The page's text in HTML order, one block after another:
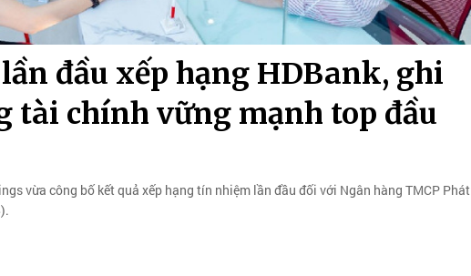
đầu xếp hạng HDBank, ghi
tài chính vững mạnh top đầu
vừa công bố kết quả xếp hạng tín nhiệm lần đầu đối với Ngân hàng TMCP Phát